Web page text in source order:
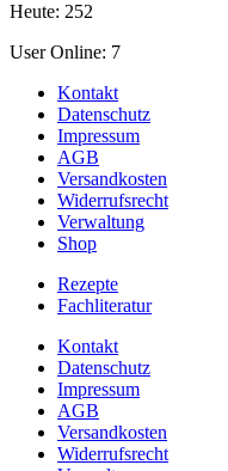
Heute: 252
User Online: 7
Kontakt
Datenschutz
Impressum
AGB
Versandkosten
Widerrufsrecht
Verwaltung
Shop
Rezepte
Fachliteratur
Kontakt
Datenschutz
Impressum
AGB
Versandkosten
Widerrufsrecht